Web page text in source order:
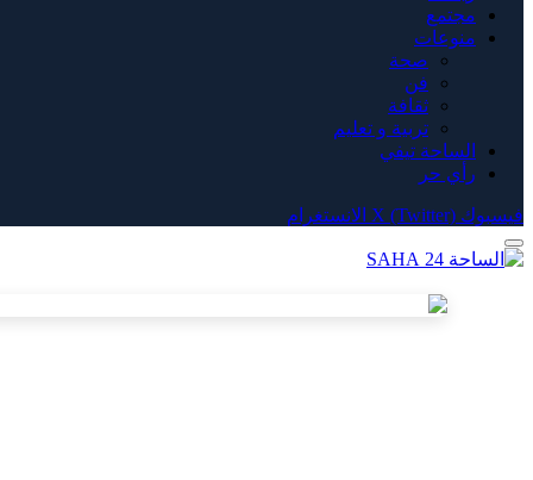
مجتمع
منوعات
صحة
فن
ثقافة
تربية و تعليم
الساحة تيفي
رأي حر
فيسبوك X (Twitter) الانستغرام